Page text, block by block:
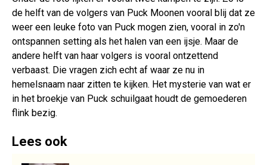
de helft van de volgers van Puck Moonen vooral blij dat ze
weer een leuke foto van Puck mogen zien, vooral in zo'n
ontspannen setting als het halen van een ijsje. Maar de
andere helft van haar volgers is vooral ontzettend
verbaast. Die vragen zich echt af waar ze nu in
hemelsnaam naar zitten te kijken. Het mysterie van wat er
in het broekje van Puck schuilgaat houdt de gemoederen
flink bezig.
Lees ook